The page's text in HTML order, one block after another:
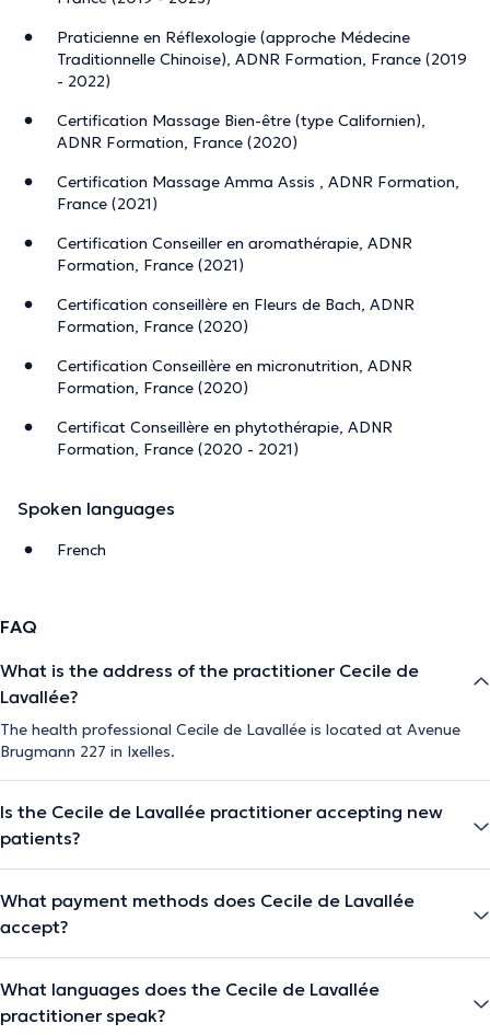
Praticienne en Réflexologie (approche Médecine
Traditionnelle Chinoise), ADNR Formation, France (2019
- 2022)
Certification Massage Bien-être (type Californien),
ADNR Formation, France (2020)
Certification Massage Amma Assis , ADNR Formation,
France (2021)
Certification Conseiller en aromathérapie, ADNR
Formation, France (2021)
Certification conseillère en Fleurs de Bach, ADNR
Formation, France (2020)
Certification Conseillère en micronutrition, ADNR
Formation, France (2020)
Certificat Conseillère en phytothérapie, ADNR
Formation, France (2020 - 2021)
Spoken languages
French
FAQ
What is the address of the practitioner Cecile de
Lavallée?
The health professional Cecile de Lavallée is located at Avenue
Brugmann 227 in Ixelles.
Is the Cecile de Lavallée practitioner accepting new
patients?
What payment methods does Cecile de Lavallée
accept?
What languages does the Cecile de Lavallée
practitioner speak?